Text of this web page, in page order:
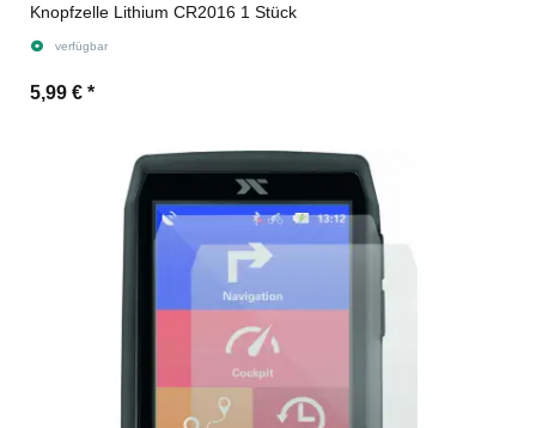
Knopfzelle Lithium CR2016 1 Stück
verfügbar
5,99 € *